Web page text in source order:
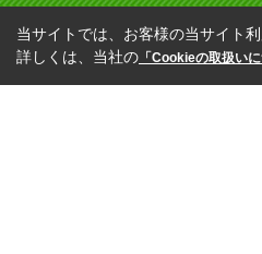
当サイトでは、お客様の当サイト
詳しくは、当社の 「Cookieの取扱いに